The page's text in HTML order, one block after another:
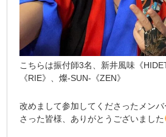
こちらは振付師3名、新井風味《
《RIE》、燦-SUN-《ZEN》
改めまして参加してくださったメン
さった皆様、ありがとうございました